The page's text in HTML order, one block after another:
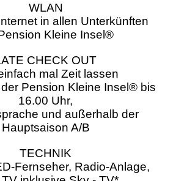
WLAN
in allen Unterkünften
Kleine Insel®
CHECK OUT
mal Zeit lassen
Pension Kleine Insel® bis
16.00 Uhr,
und außerhalb der
Hauptsaison A/B
TECHNIK
Fernseher, Radio-Anlage,